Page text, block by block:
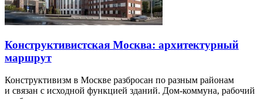
Конструктивистская Москва: архитектурный
маршрут
Конструктивизм в Москве разбросан по разным районам
и связан с исходной функцией зданий. Дом-коммуна, рабочий